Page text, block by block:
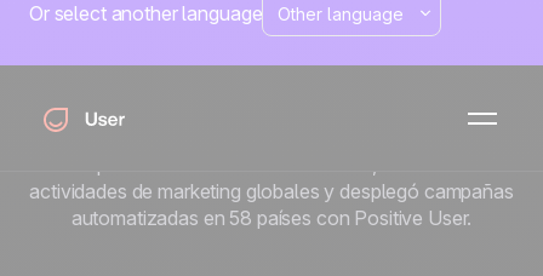
Or select another language
Del crecimiento lento de
suscriptores a +162 % en 2
años con Positive User
Descubre cómo Somfy aumentó el crecimiento de sus
actividades de marketing globales y desplegó campañas
automatizadas en 58 países con Positive User.